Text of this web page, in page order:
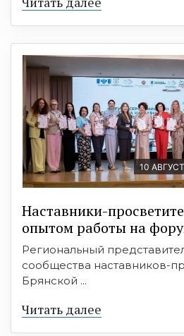
10
Наставники-
опытом работы на
Региональный
сообщества наставников-
Брянской ...
Читать далее